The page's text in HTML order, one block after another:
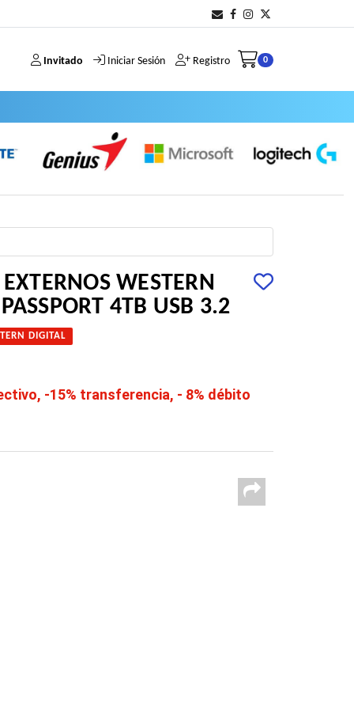
Invitado Iniciar Sesión Registro 0
WESTERN
4TB USB 3.2
DIGITAL
-15% transferencia, - 8% débito